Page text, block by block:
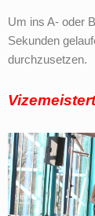
Um ins A- oder
Sekunden
durchzusetzen.